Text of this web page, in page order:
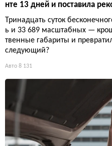
нте 13 дней и поставила
Тринадцать суток
ь и 33 689 масштабных —
твенные габариты и
следующий?
Авто 8 131